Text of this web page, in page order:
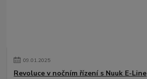
09.01.2025
Revoluce v nočním řízení s Nuuk E-Line